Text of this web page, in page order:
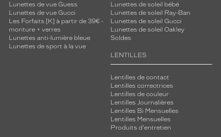
Lunettes de vue Guess
Lunettes de vue Gucci
Les Forfaits [K] à partir de 39€ -
monture + verres
Lunettes anti-lumière bleue
Lunettes de sport à la vue
Lunettes de soleil bébé
Lunettes de soleil Ray-Ban
Lunettes de soleil Gucci
Lunettes de soleil Oakley
Soldes
LENTILLES
Lentilles de contact
Lentilles correctrices
Lentilles de couleur
Lentilles Journalières
Lentilles Bi Mensuelles
Lentilles Mensuelles
Produits d'entretien